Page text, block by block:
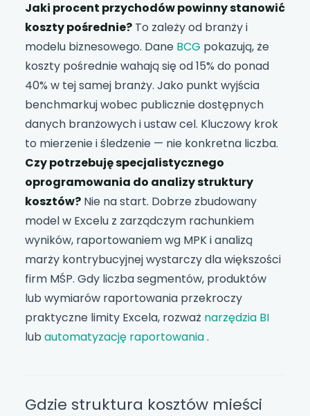
Jaki procent przychodów powinny stanowić
koszty pośrednie? To zależy od branży i
modelu biznesowego. Dane BCG pokazują, że
koszty pośrednie wahają się od 15% do ponad
40% w tej samej branży. Jako punkt wyjścia
benchmarkuj wobec publicznie dostępnych
danych branżowych i ustaw cel. Kluczowy krok
to mierzenie i śledzenie — nie konkretna liczba.
Czy potrzebuję specjalistycznego
oprogramowania do analizy struktury
kosztów? Nie na start. Dobrze zbudowany
model w Excelu z zarządczym rachunkiem
wyników, raportowaniem wg MPK i analizą
marży kontrybucyjnej wystarczy dla większości
firm MŚP. Gdy liczba segmentów, produktów
lub wymiarów raportowania przekroczy
praktyczne limity Excela, rozważ narzędzia BI
lub automatyzację raportowania.
Gdzie struktura kosztów mieści